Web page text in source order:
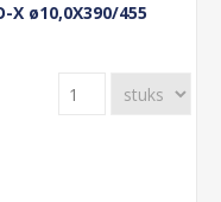
X ø10,0X390/455